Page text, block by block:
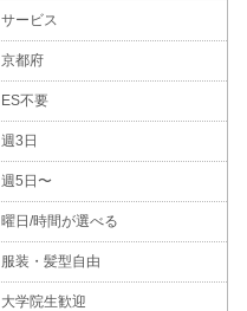
サービス
京都府
ES不要
週3日
週5日〜
曜日/時間が選べる
服装・髪型自由
大学院生歓迎